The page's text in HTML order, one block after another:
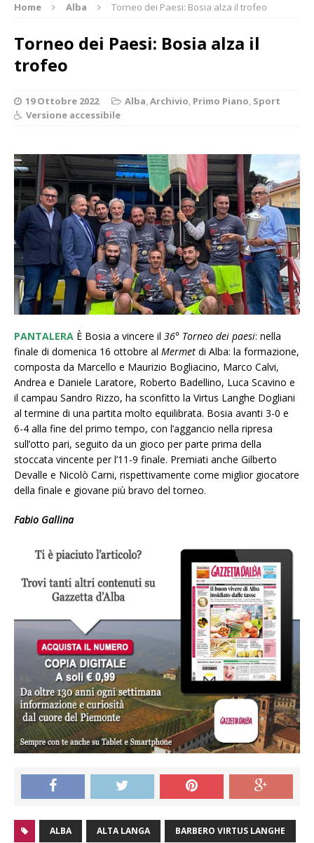
Home Alba Torneo dei Paesi: Bosia alza il trofeo
Torneo dei Paesi: Bosia alza il
trofeo
19 Ottobre 2022 Alba,Archivio, Primo Piano, Sport
Versione accessibile
PANTALERA È Bosia a vincere il 36° Torneo dei paesi: nella
finale di domenica 16 ottobre al Mermet di Alba: la formazione,
composta da Marcello e Maurizio Bogliacino, Marco Calvi,
Andrea e Daniele Laratore, Roberto Badellino, Luca Scavino e
il campau Sandro Rizzo, ha sconfitto la Virtus Langhe Dogliani
al termine di una partita molto equilibrata. Bosia avanti 3-0 e
6-4 alla fine del primo tempo, con l’aggancio nella ripresa
sull’otto pari, seguito da un gioco per parte prima della
stoccata vincente per l’11-9 finale. Premiati anche Gilberto
Devalle e Nicolò Carni, rispettivamente come miglior giocatore
della finale e giovane più bravo del torneo.
Fabio Gallina
ALBA ALTA LANGA BARBERO VIRTUS LANGHE